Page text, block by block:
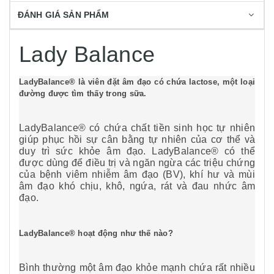
ĐÁNH GIÁ SẢN PHẨM
Lady Balance
LadyBalance® là viên đặt âm đạo có chứa lactose, một loại
đường được tìm thấy trong sữa.
LadyBalance® có chứa chất tiền sinh học tự nhiên
giúp phục hồi sự cân bằng tự nhiên của cơ thể và
duy trì sức khỏe âm đạo. LadyBalance® có thể
được dùng để điều trị và ngăn ngừa các triệu chứng
của bệnh viêm nhiễm âm đạo (BV), khí hư và mùi
âm đạo khó chịu, khô, ngứa, rát và đau nhức âm
đạo.
LadyBalance® hoạt động như thế nào?
Bình thường một âm đạo khỏe mạnh chứa rất nhiều